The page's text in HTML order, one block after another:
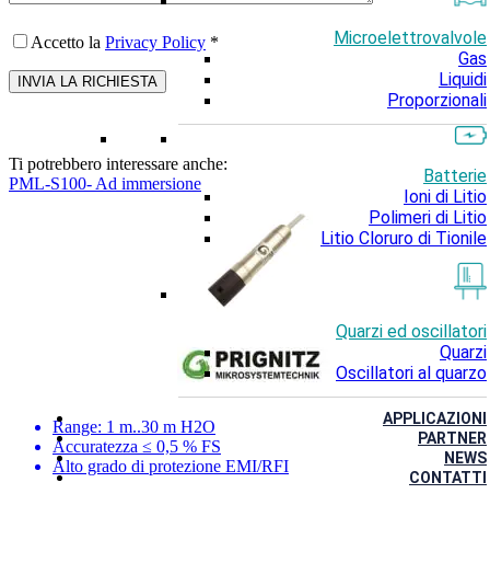
Microelettrovalvole
Gas
Liquidi
Proporzionali
Batterie
Ioni di Litio
Polimeri di Litio
Litio Cloruro di Tionile
Quarzi ed oscillatori
Quarzi
Oscillatori al quarzo
APPLICAZIONI
PARTNER
NEWS
CONTATTI
Accetto la Privacy Policy *
Ti potrebbero interessare anche:
PML-S100- Ad immersione
Range: 1 m..30 m H2O
Accuratezza ≤ 0,5 % FS
Alto grado di protezione EMI/RFI